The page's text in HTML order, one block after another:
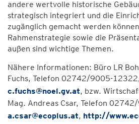
andere wertvolle historische
strategisch integriert und die
zugänglich gemacht werden
Rahmenstrategie sowie die
außen sind wichtige Themen.
Nähere Informationen: Büro LR
Fuchs, Telefon 02742/9005-
c.fuchs@noel.gv.at, bzw.
Mag. Andreas Csar, Telefon
a.csar@ecoplus.at, http://